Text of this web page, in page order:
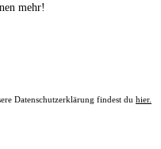
mehr!
Datenschutzerklärung findest du hier.